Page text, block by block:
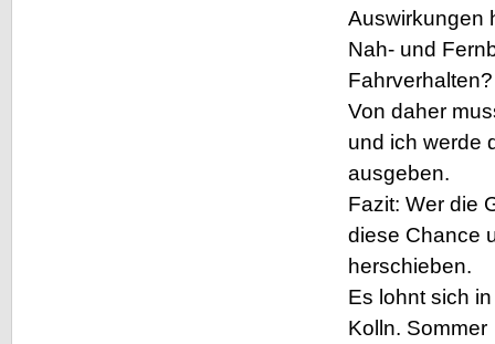
Auswirkungen
Nah- und
Von daher
und ich werde
ausgeben.
Fazit: Wer die
diese Chance
herschieben.
Es lohnt sich
Kolln. Sommer